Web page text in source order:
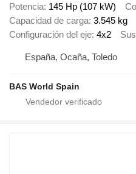
Potencia 145 Hp (107 kW)
Capacidad de carga 3.545 kg
Configuración del eje 4x2
España, Ocaña, Toledo
BAS World Spain